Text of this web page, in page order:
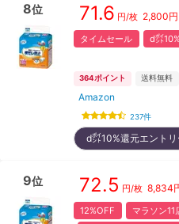
8位 71.6 円/枚 2,800円
タイムセール d㌽
364ポイント 送料無料
Amazon
237件
d㌽10%還元エント
9位 72.5 円/枚 8,834
12%OFF マラソン11